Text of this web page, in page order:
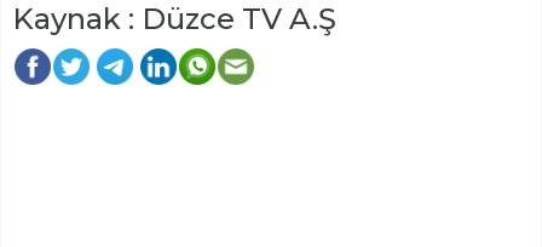
Kaynak : Düzce TV A.Ş